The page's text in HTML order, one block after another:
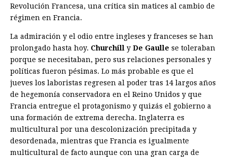
Revolución Francesa, una crítica sin matices al cambio de
régimen en Francia.
La admiración y el odio entre ingleses y franceses se han
prolongado hasta hoy. Churchill y De Gaulle se toleraban
porque se necesitaban, pero sus relaciones personales y
políticas fueron pésimas. Lo más probable es que el
jueves los laboristas regresen al poder tras 14 largos años
de hegemonía conservadora en el Reino Unidos y que
Francia entregue el protagonismo y quizás el gobierno a
una formación de extrema derecha. Inglaterra es
multicultural por una descolonización precipitada y
desordenada, mientras que Francia es igualmente
multicultural de facto aunque con una gran carga de